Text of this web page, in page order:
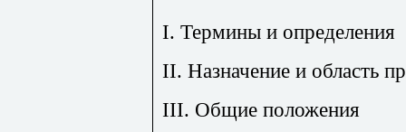
I. Термины и определения
II. Назначение и область
III. Общие положения